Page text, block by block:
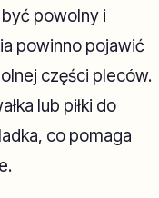
powolny i
powinno pojawić
części pleców.
lub piłki do
co pomaga